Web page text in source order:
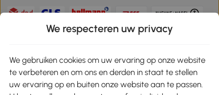
Veilige betaling
Download de app en ontvang 10% korting!
We respecteren uw privacy
We gebruiken cookies om uw ervaring op onze website
te verbeteren en om ons en derden in staat te stellen
uw ervaring op en buiten onze website aan te passen.